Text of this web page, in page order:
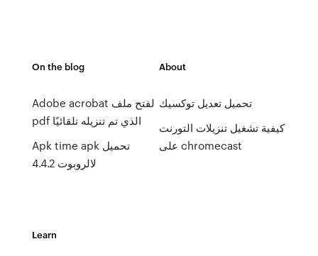
On the blog
Adobe acrobat لفتح ملف
pdf الذي تم تنزيله تلقائيًا
Apk time apk تحميل
لالروبوت 4.4.2
About
تحميل تعديل توكسيك
كيفية تشغيل تنزيلات التورنت
على chromecast
Learn